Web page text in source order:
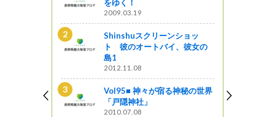
をゆく！
2009.03.19
Shinshuスクリーンショッ
ト 彼のオートバイ、彼女の
島1
2012.11.08
Vol95■ 神々が宿る神秘の世界
「戸隠神社」
2010.07.08